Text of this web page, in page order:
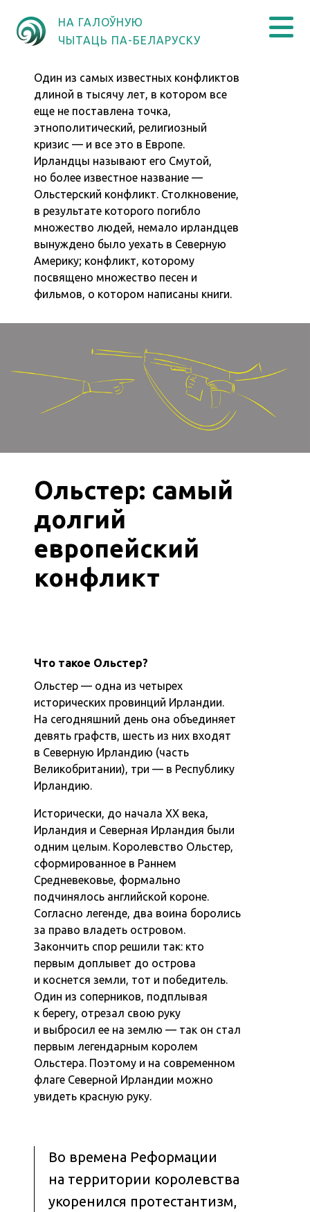
НА ГАЛОЎНУЮ
ЧЫТАЦЬ ПА-БЕЛАРУСКУ
Один из самых известных конфликтов
длиной в тысячу лет, в котором все
еще не поставлена точка,
этнополитический, религиозный
кризис — и все это в Европе.
Ирландцы называют его Смутой,
но более известное название —
Ольстерский конфликт. Столкновение,
в результате которого погибло
множество людей, немало ирландцев
вынуждено было уехать в Северную
Америку; конфликт, которому
посвящено множество песен и
фильмов, о котором написаны книги.
Ольстер: самый
долгий
европейский
конфликт
Что такое Ольстер?
Ольстер — одна из четырех
исторических провинций Ирландии.
На сегодняшний день она объединяет
девять графств, шесть из них входят
в Северную Ирландию (часть
Великобритании), три — в Республику
Ирландию.
Исторически, до начала ХХ века,
Ирландия и Северная Ирландия были
одним целым. Королевство Ольстер,
сформированное в Раннем
Средневековье, формально
подчинялось английской короне.
Согласно легенде, два воина боролись
за право владеть островом.
Закончить спор решили так: кто
первым доплывет до острова
и коснется земли, тот и победитель.
Один из соперников, подплывая
к берегу, отрезал свою руку
и выбросил ее на землю — так он стал
первым легендарным королем
Ольстера. Поэтому и на современном
флаге Северной Ирландии можно
увидеть красную руку.
Во времена Реформации
на территории королевства
укоренился протестантизм,